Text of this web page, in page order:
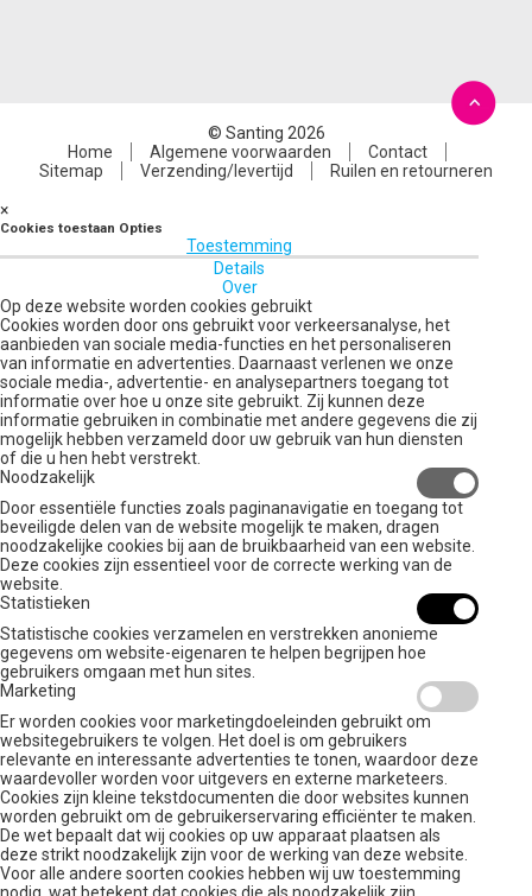
© Santing 2026
Home
Algemene voorwaarden
Contact
Sitemap
Verzending/levertijd Ruilen en retourneren
×
Cookies toestaan Opties
Toestemming
Details
Over
Op deze website worden cookies gebruikt
Cookies worden door ons gebruikt voor verkeersanalyse, het
aanbieden van sociale media-functies en het personaliseren
van informatie en advertenties. Daarnaast verlenen we onze
sociale media-, advertentie- en analysepartners toegang tot
informatie over hoe u onze site gebruikt. Zij kunnen deze
informatie gebruiken in combinatie met andere gegevens die zij
mogelijk hebben verzameld door uw gebruik van hun diensten
of die u hen hebt verstrekt.
Noodzakelijk
Door essentiële functies zoals paginanavigatie en toegang tot
beveiligde delen van de website mogelijk te maken, dragen
noodzakelijke cookies bij aan de bruikbaarheid van een website.
Deze cookies zijn essentieel voor de correcte werking van de
website.
Statistieken
Statistische cookies verzamelen en verstrekken anonieme
gegevens om website-eigenaren te helpen begrijpen hoe
gebruikers omgaan met hun sites.
Marketing
Er worden cookies voor marketingdoeleinden gebruikt om
websitegebruikers te volgen. Het doel is om gebruikers
relevante en interessante advertenties te tonen, waardoor deze
waardevoller worden voor uitgevers en externe marketeers.
Cookies zijn kleine tekstdocumenten die door websites kunnen
worden gebruikt om de gebruikerservaring efficiënter te maken.
De wet bepaalt dat wij cookies op uw apparaat plaatsen als
deze strikt noodzakelijk zijn voor de werking van deze website.
Voor alle andere soorten cookies hebben wij uw toestemming